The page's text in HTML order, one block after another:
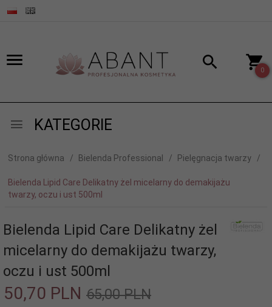
0
KATEGORIE
Strona główna Bielenda Professional Pielęgnacja twarzy
Bielenda Lipid Care Delikatny żel micelarny do demakijażu
twarzy, oczu i ust 500ml
Bielenda Lipid Care Delikatny żel
micelarny do demakijażu twarzy,
oczu i ust 500ml
50,70 PLN 65,00 PLN